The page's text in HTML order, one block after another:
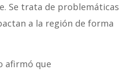
Se trata de problemáticas
a la región de forma
afirmó que